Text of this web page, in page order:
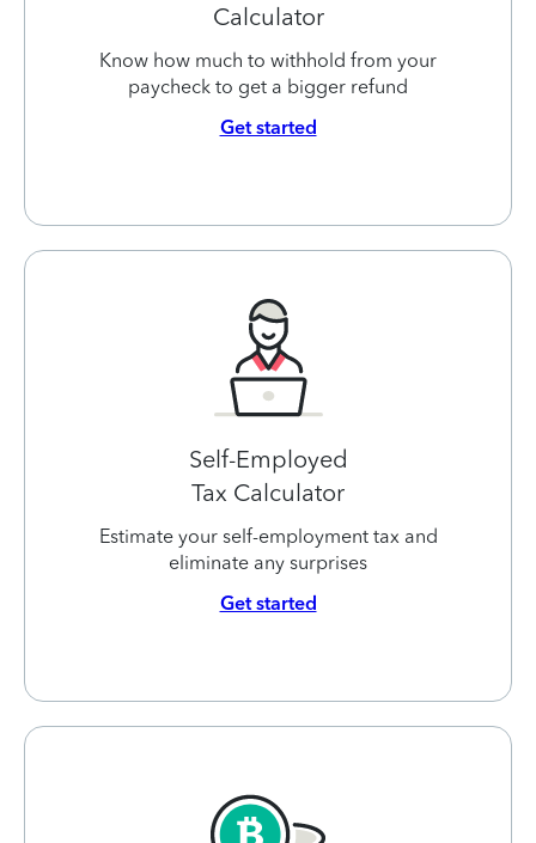
Calculator
Know how much to withhold from your
paycheck to get a bigger refund
Get started
Self-Employed
Tax Calculator
Estimate your self-employment tax and
eliminate any surprises
Get started